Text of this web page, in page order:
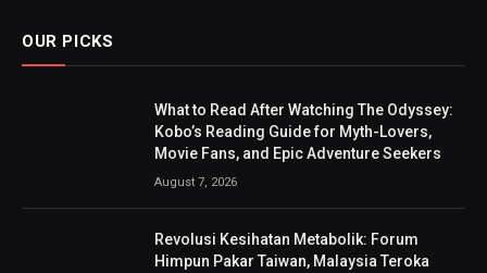
OUR PICKS
What to Read After Watching The Odyssey:
Kobo’s Reading Guide for Myth-Lovers,
Movie Fans, and Epic Adventure Seekers
August 7, 2026
Revolusi Kesihatan Metabolik: Forum
Himpun Pakar Taiwan, Malaysia Teroka